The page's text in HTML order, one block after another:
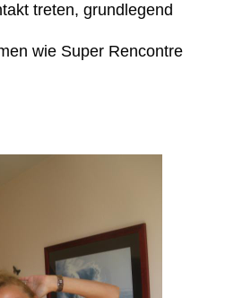
treten, grundlegend
wie Super Rencontre